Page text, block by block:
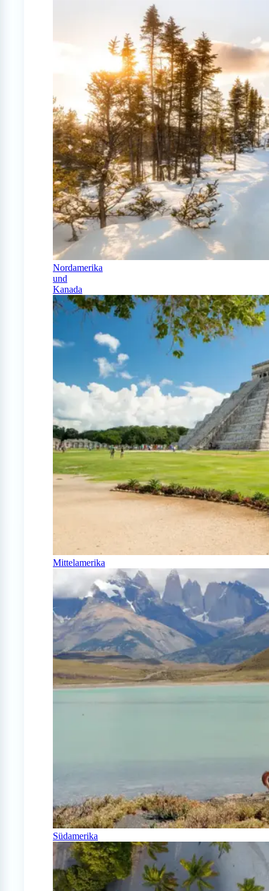
Nordamerika
und
Kanada
Mittelamerika
Südamerika